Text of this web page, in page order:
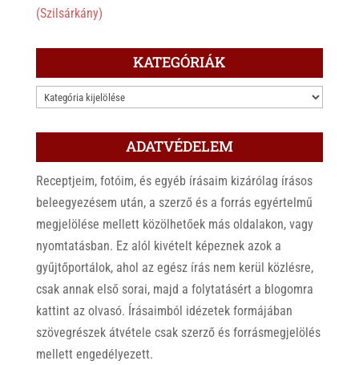
(Szilsárkány)
KATEGÓRIÁK
KATEGÓRIÁK
ADATVÉDELEM
Receptjeim, fotóim, és egyéb írásaim kizárólag írásos
beleegyezésem után, a szerző és a forrás egyértelmű
megjelölése mellett közölhetőek más oldalakon, vagy
nyomtatásban. Ez alól kivételt képeznek azok a
gyűjtőportálok, ahol az egész írás nem kerül közlésre,
csak annak első sorai, majd a folytatásért a blogomra
kattint az olvasó. Írásaimból idézetek formájában
szövegrészek átvétele csak szerző és forrásmegjelölés
mellett engedélyezett.